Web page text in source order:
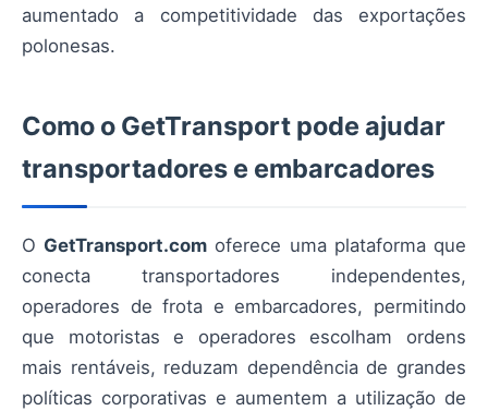
aumentado a competitividade das exportações
polonesas.
Como o GetTransport pode ajudar
transportadores e embarcadores
O GetTransport.com oferece uma plataforma que
conecta transportadores independentes,
operadores de frota e embarcadores, permitindo
que motoristas e operadores escolham ordens
mais rentáveis, reduzam dependência de grandes
políticas corporativas e aumentem a utilização de